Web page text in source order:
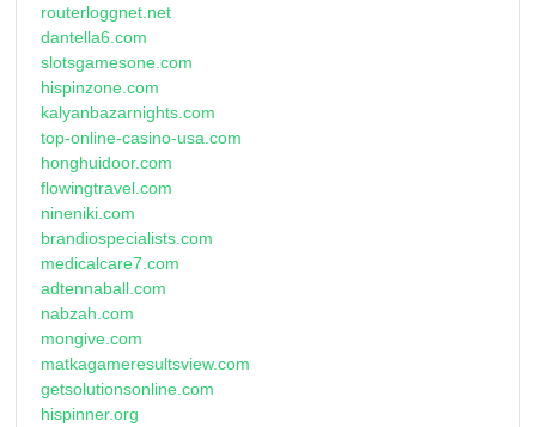
routerloggnet.net
dantella6.com
slotsgamesone.com
hispinzone.com
kalyanbazarnights.com
top-online-casino-usa.com
honghuidoor.com
flowingtravel.com
nineniki.com
brandiospecialists.com
medicalcare7.com
adtennaball.com
nabzah.com
mongive.com
matkagameresultsview.com
getsolutionsonline.com
hispinner.org